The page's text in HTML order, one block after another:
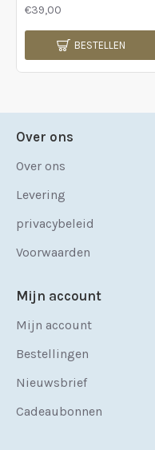
€39,00
BESTELLEN
Over ons
Over ons
Levering
privacybeleid
Voorwaarden
Mijn account
Mijn account
Bestellingen
Nieuwsbrief
Cadeaubonnen